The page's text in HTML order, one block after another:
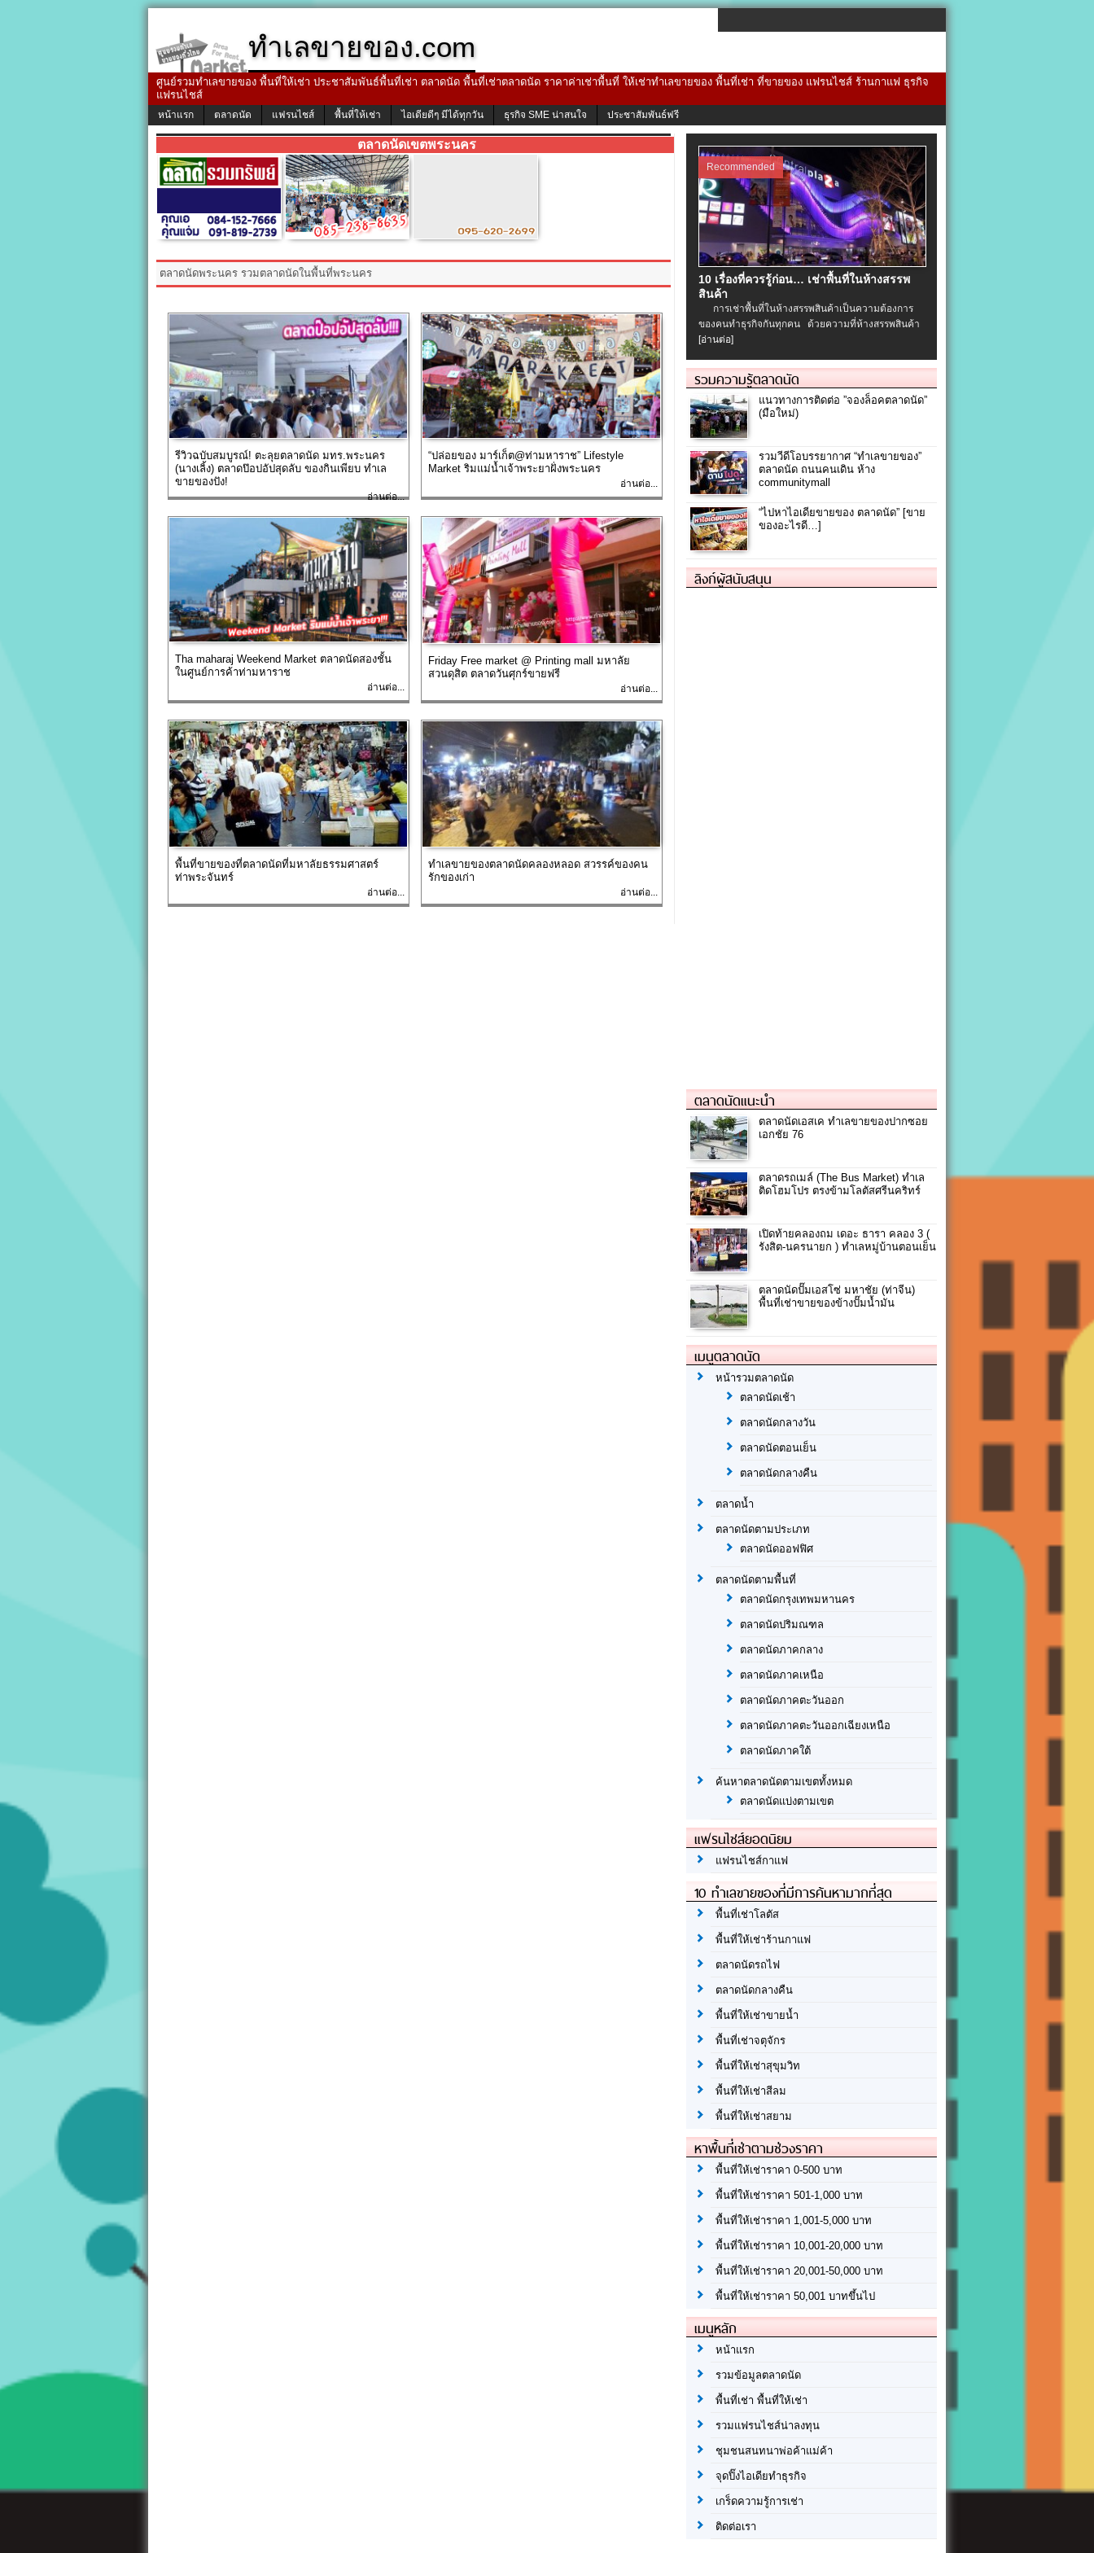
ทำเลขายของ.com
ศูนย์รวมทำเลขายของ พื้นที่ให้เช่า ประชาสัมพันธ์พื้นที่เช่า ตลาดนัด พื้นที่เช่าตลาดนัด ราคาค่าเช่าพื้นที่ ให้เช่าทำเลขายของ พื้นที่เช่า ที่ขายของ แฟรนไชส์ ร้านกาแฟ ธุรกิจ
แฟรนไชส์
หน้าแรก ตลาดนัด แฟรนไชส์ พื้นที่ให้เช่า ไอเดียดีๆ มีได้ทุกวัน ธุรกิจ SME น่าสนใจ ประชาสัมพันธ์ฟรี
ตลาดนัดเขตพระนคร
ตลาดนัดพระนคร รวมตลาดนัดในพื้นที่พระนคร
รีวิวฉบับสมบูรณ์! ตะลุยตลาดนัด มทร.พระนคร
(นางเลิ้ง) ตลาดป๊อปอัปสุดลับ ของกินเพียบ ทำเล
ขายของปัง!
อ่านต่อ...
“ปล่อยของ มาร์เก็ต@ท่ามหาราช” Lifestyle
Market ริมแม่น้ำเจ้าพระยาฝั่งพระนคร
อ่านต่อ...
Tha maharaj Weekend Market ตลาดนัดสองชั้น
ในศูนย์การค้าท่ามหาราช
อ่านต่อ...
Friday Free market @ Printing mall มหาลัย
สวนดุสิต ตลาดวันศุกร์ขายฟรี
อ่านต่อ...
พื้นที่ขายของที่ตลาดนัดที่มหาลัยธรรมศาสตร์
ท่าพระจันทร์
อ่านต่อ...
ทำเลขายของตลาดนัดคลองหลอด สวรรค์ของคน
รักของเก่า
อ่านต่อ...
Recommended
10 เรื่องที่ควรรู้ก่อน… เช่าพื้นที่ในห้างสรรพ
สินค้า
การเช่าพื้นที่ในห้างสรรพสินค้าเป็นความต้องการ
ของคนทำธุรกิจกันทุกคน ด้วยความที่ห้างสรรพสินค้า
[อ่านต่อ]
รวมความรู้ตลาดนัด
แนวทางการติดต่อ ”จองล็อคตลาดนัด”
(มือใหม่)
รวมวีดีโอบรรยากาศ “ทำเลขายของ”
ตลาดนัด ถนนคนเดิน ห้าง
communitymall
“ไปหาไอเดียขายของ ตลาดนัด” [ขาย
ของอะไรดี…]
ลิงก์ผู้สนับสนุน
ตลาดนัดแนะนำ
ตลาดนัดเอสเค ทำเลขายของปากซอย
เอกชัย 76
ตลาดรถเมล์ (The Bus Market) ทำเล
ติดโฮมโปร ตรงข้ามโลตัสศรีนคริทร์
เปิดท้ายคลองถม เดอะ ธารา คลอง 3 (
รังสิต-นครนายก ) ทำเลหมู่บ้านตอนเย็น
ตลาดนัดปั๊มเอสโซ่ มหาชัย (ท่าจีน)
พื้นที่เช่าขายของข้างปั๊มน้ำมัน
เมนูตลาดนัด
หน้ารวมตลาดนัด
ตลาดนัดเช้า
ตลาดนัดกลางวัน
ตลาดนัดตอนเย็น
ตลาดนัดกลางคืน
ตลาดน้ำ
ตลาดนัดตามประเภท
ตลาดนัดออฟฟิศ
ตลาดนัดตามพื้นที่
ตลาดนัดกรุงเทพมหานคร
ตลาดนัดปริมณฑล
ตลาดนัดภาคกลาง
ตลาดนัดภาคเหนือ
ตลาดนัดภาคตะวันออก
ตลาดนัดภาคตะวันออกเฉียงเหนือ
ตลาดนัดภาคใต้
ค้นหาตลาดนัดตามเขตทั้งหมด
ตลาดนัดแบ่งตามเขต
แฟรนไชส์ยอดนิยม
แฟรนไชส์กาแฟ
10 ทำเลขายของที่มีการค้นหามากที่สุด
พื้นที่เช่าโลตัส
พื้นที่ให้เช่าร้านกาแฟ
ตลาดนัดรถไฟ
ตลาดนัดกลางคืน
พื้นที่ให้เช่าขายน้ำ
พื้นที่เช่าจตุจักร
พื้นที่ให้เช่าสุขุมวิท
พื้นที่ให้เช่าสีลม
พื้นที่ให้เช่าสยาม
หาพื้นที่เช่าตามช่วงราคา
พื้นที่ให้เช่าราคา 0-500 บาท
พื้นที่ให้เช่าราคา 501-1,000 บาท
พื้นที่ให้เช่าราคา 1,001-5,000 บาท
พื้นที่ให้เช่าราคา 10,001-20,000 บาท
พื้นที่ให้เช่าราคา 20,001-50,000 บาท
พื้นที่ให้เช่าราคา 50,001 บาทขึ้นไป
เมนูหลัก
หน้าแรก
รวมข้อมูลตลาดนัด
พื้นที่เช่า พื้นที่ให้เช่า
รวมแฟรนไชส์น่าลงทุน
ชุมชนสนทนาพ่อค้าแม่ค้า
จุดปิ๊งไอเดียทำธุรกิจ
เกร็ดความรู้การเช่า
ติดต่อเรา